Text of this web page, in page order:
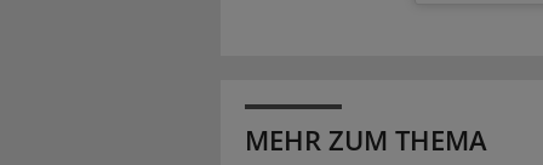
MEHR ZUM THEMA